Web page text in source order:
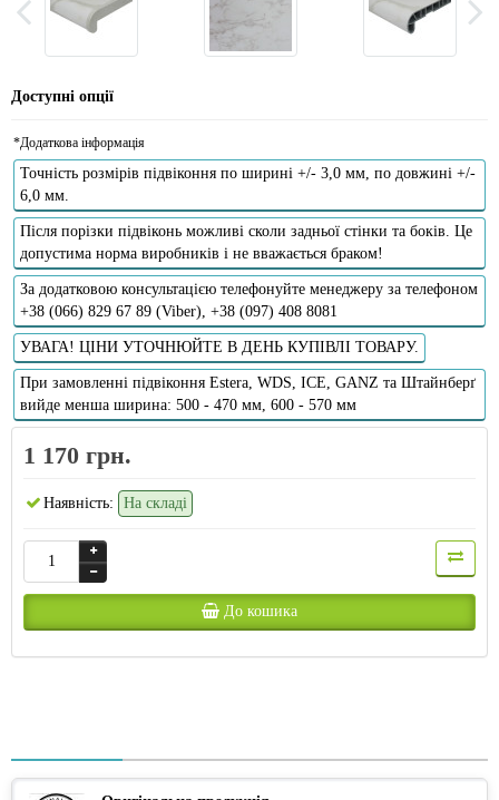
Доступні опції
*Додаткова інформація
Точність розмірів підвіконня по ширині +/- 3,0 мм, по довжині +/-
6,0 мм.
Після порізки підвіконь можливі сколи задньої стінки та боків. Це
допустима норма виробників і не вважається браком!
За додатковою консультацією телефонуйте менеджеру за телефоном
+38 (066) 829 67 89 (Viber), +38 (097) 408 8081
УВАГА! ЦІНИ УТОЧНЮЙТЕ В ДЕНЬ КУПІВЛІ ТОВАРУ.
При замовленні підвіконня Estera, WDS, ICE, GANZ та Штайнберґ
вийде менша ширина: 500 - 470 мм, 600 - 570 мм
1 170 грн.
Наявність: На складі
До кошика